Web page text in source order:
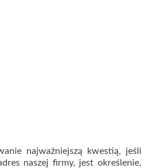
najważniejszą kwestią, jeśli
naszej firmy, jest określenie,